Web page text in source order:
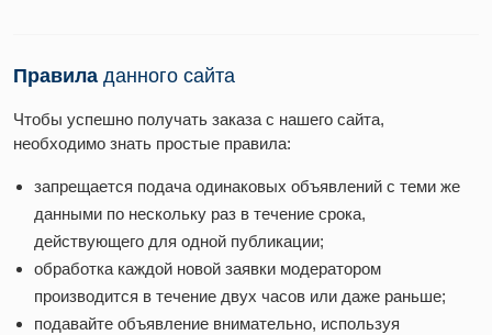
Правила данного сайта
Чтобы успешно получать заказа с нашего сайта,
необходимо знать простые правила:
запрещается подача одинаковых объявлений с теми же
данными по нескольку раз в течение срока,
действующего для одной публикации;
обработка каждой новой заявки модератором
производится в течение двух часов или даже раньше;
подавайте объявление внимательно, используя